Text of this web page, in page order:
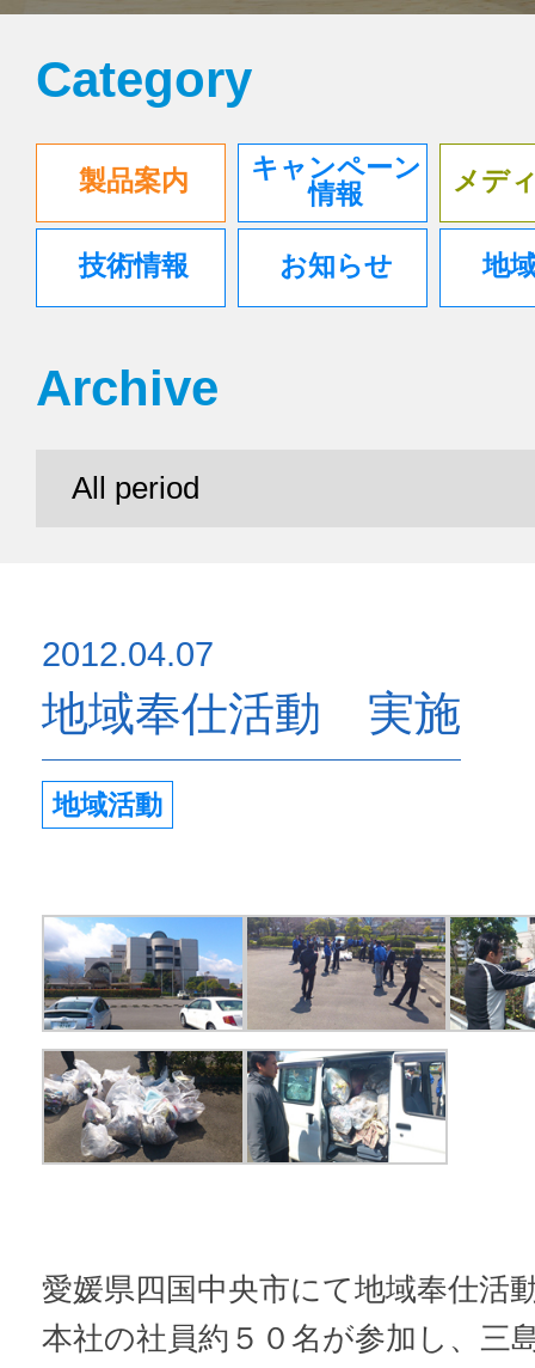
Category
製品案内
キャンペーン
情報
メデ
技術情報 お知らせ 地
Archive
2012.04.07
地域奉仕活動 実施
地域活動
愛媛県四国中央市にて地域奉仕活
本社の社員約５０名が参加し、三